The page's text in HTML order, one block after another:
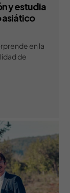
y estudia
asiático
en la
de